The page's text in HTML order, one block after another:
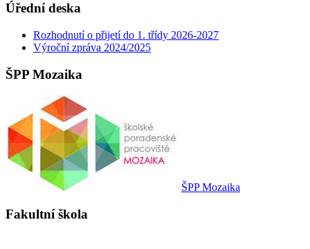
Úřední deska
Rozhodnutí o přijetí do 1. třídy 2026-2027
Výroční zpráva 2024/2025
ŠPP Mozaika
ŠPP Mozaika
Fakultní škola